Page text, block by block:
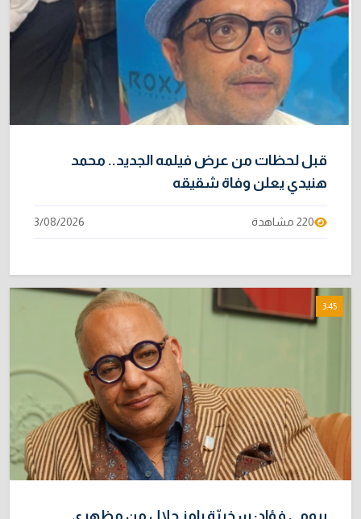
قبل لحظات من عرض فيلمه الجديد.. محمد
هنيدي يعلن وفاة شقيقه
220 مشاهدة 3/08/2026
3:45
بيومي فؤاد: سخريّة رامز جلال من مظهري